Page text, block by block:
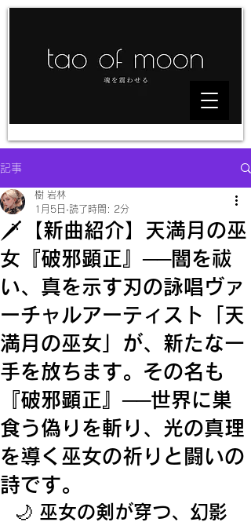
記事
🗡️【新曲紹介】天満月の巫
女『破邪顕正』──闇を祓
い、真を示す刃の詠唱ヴァ
ーチャルアーティスト「天
満月の巫女」が、新たな一
手を放ちます。その名も
『破邪顕正』──世界に巣
食う偽りを斬り、光の真理
を導く巫女の祈りと闘いの
詩です。
樹 岩林
1月5日 読了時間: 2分
🌙 巫女の剣が穿つ、幻影